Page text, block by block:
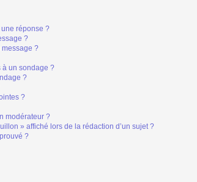
réponse ?
?
?
à un sondage ?
?
?
modérateur ?
» affiché lors de la rédaction d’un sujet ?
?